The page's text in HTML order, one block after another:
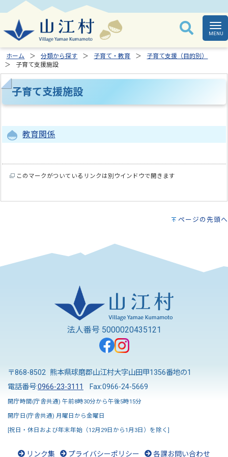
ホーム 分類から探す 子育て・教育
子育て支援（目的別）
子育て支援施設
子育て支援施設
教育関係
このマークがついているリンクは別ウインドウで開きます
ページの先頭へ
法人番号 5000020435121
〒868-8502 熊本県球磨郡山江村大字山田甲1356番地の1
電話番号:0966-23-3111 Fax:0966-24-5669
開庁時間(庁舎共通) 午前8時30分から午後5時15分
開庁日(庁舎共通) 月曜日から金曜日
[祝日・休日および年末年始（12月29日から1月3日）を除く]
リンク集 プライバシーポリシー 各課お問い合わせ